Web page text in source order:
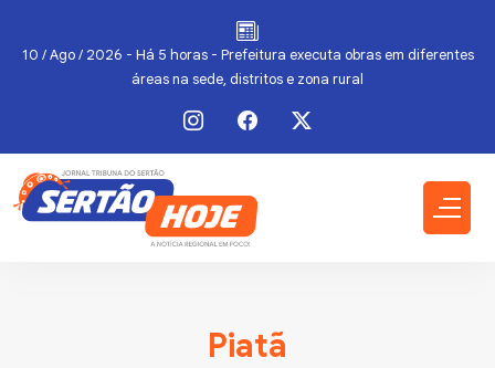
10 / Ago / 2026 - Há 5 horas - Prefeitura executa obras em diferentes
áreas na sede, distritos e zona rural
Piatã